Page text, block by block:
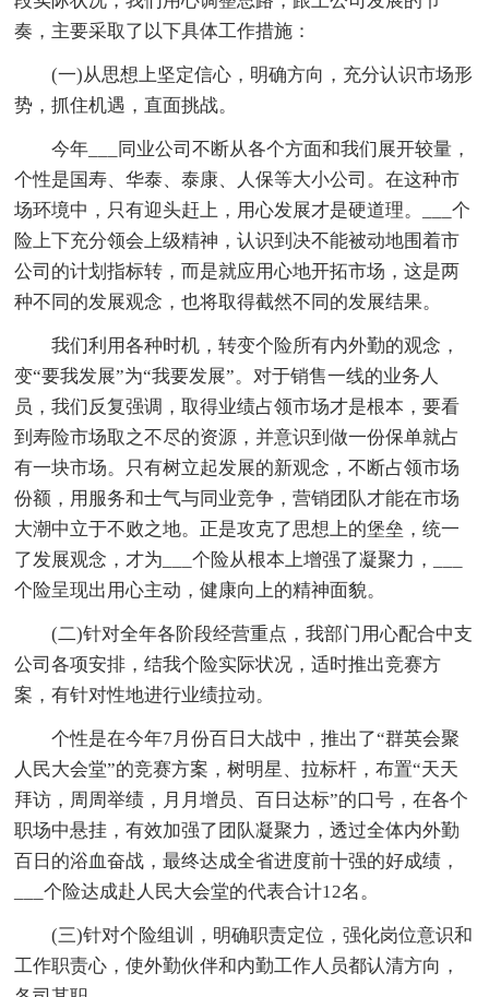
奏，主要采取了以下具体工作措施：
(一)从思想上坚定信心，明确方向，充分认识市场形
势，抓住机遇，直面挑战。
今年___同业公司不断从各个方面和我们展开较量，
个性是国寿、华泰、泰康、人保等大小公司。在这种市
场环境中，只有迎头赶上，用心发展才是硬道理。___个
险上下充分领会上级精神，认识到决不能被动地围着市
公司的计划指标转，而是就应用心地开拓市场，这是两
种不同的发展观念，也将取得截然不同的发展结果。
我们利用各种时机，转变个险所有内外勤的观念，
变“要我发展”为“我要发展”。对于销售一线的业务人
员，我们反复强调，取得业绩占领市场才是根本，要看
到寿险市场取之不尽的资源，并意识到做一份保单就占
有一块市场。只有树立起发展的新观念，不断占领市场
份额，用服务和士气与同业竞争，营销团队才能在市场
大潮中立于不败之地。正是攻克了思想上的堡垒，统一
了发展观念，才为___个险从根本上增强了凝聚力，___
个险呈现出用心主动，健康向上的精神面貌。
(二)针对全年各阶段经营重点，我部门用心配合中支
公司各项安排，结我个险实际状况，适时推出竞赛方
案，有针对性地进行业绩拉动。
个性是在今年7月份百日大战中，推出了“群英会聚
人民大会堂”的竞赛方案，树明星、拉标杆，布置“天天
拜访，周周举绩，月月增员、百日达标”的口号，在各个
职场中悬挂，有效加强了团队凝聚力，透过全体内外勤
百日的浴血奋战，最终达成全省进度前十强的好成绩，
___个险达成赴人民大会堂的代表合计12名。
(三)针对个险组训，明确职责定位，强化岗位意识和
工作职责心，使外勤伙伴和内勤工作人员都认清方向，